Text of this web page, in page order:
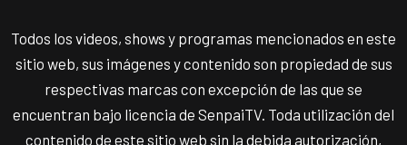
Todos los videos, shows y programas mencionados en este
sitio web, sus imágenes y contenido son propiedad de sus
respectivas marcas con excepción de las que se
encuentran bajo licencia de SenpaiTV. Toda utilización del
contenido de este sitio web sin la debida autorización,